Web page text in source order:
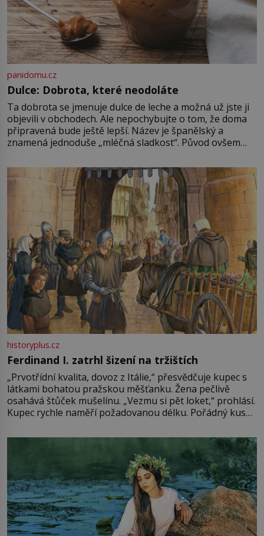
panidomu.cz
Dulce: Dobrota, které neodoláte
Ta dobrota se jmenuje dulce de leche a možná už jste ji
objevili v obchodech. Ale nepochybujte o tom, že doma
připravená bude ještě lepší. Název je španělský a
znamená jednoduše „mléčná sladkost“. Původ ovšem
pře hned několik latinskoamerických zemí a k tomu
Francie, kde se traduje,
historyplus.cz
Ferdinand I. zatrhl šizení na tržištích
„Prvotřídní kvalita, dovoz z Itálie,“ přesvědčuje kupec s
látkami bohatou pražskou měšťanku. Žena pečlivě
osahává štůček mušelínu. „Vezmu si pět loket,“ prohlásí.
Kupec rychle naměří požadovanou délku. Pořádný kus
milostpaní. Stačí jenom na sukni,“ zhodnotí švadlena
množství růžového mušelínu. „Ošidili vás, podívejte.“